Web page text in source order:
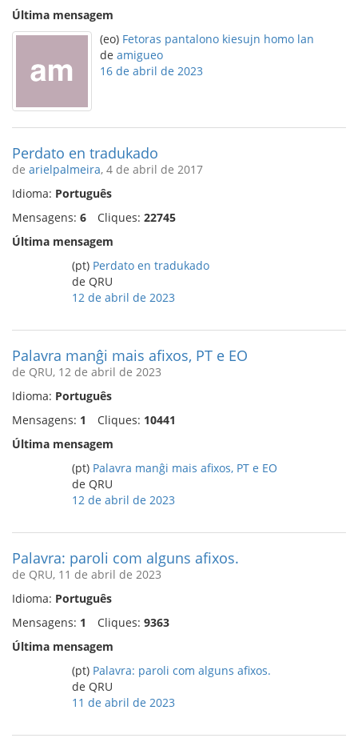
Última mensagem
(eo) Fetoras pantalono kiesujn homo lan
de amigueo
16 de abril de 2023
Perdato en tradukado
de arielpalmeira, 4 de abril de 2017
Idioma: Português
Mensagens: 6 Cliques: 22745
Última mensagem
(pt) Perdato en tradukado
de QRU
12 de abril de 2023
Palavra manĝi mais afixos, PT e EO
de QRU, 12 de abril de 2023
Idioma: Português
Mensagens: 1 Cliques: 10441
Última mensagem
(pt) Palavra manĝi mais afixos, PT e EO
de QRU
12 de abril de 2023
Palavra: paroli com alguns afixos.
de QRU, 11 de abril de 2023
Idioma: Português
Mensagens: 1 Cliques: 9363
Última mensagem
(pt) Palavra: paroli com alguns afixos.
de QRU
11 de abril de 2023